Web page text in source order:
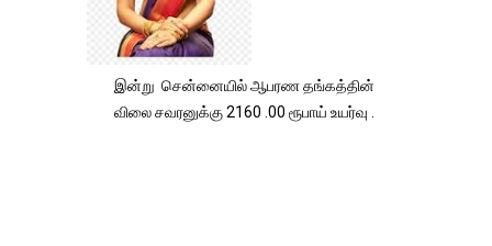
இன்று சென்னையில் ஆபரண தங்கத்தின்
விலை சவரனுக்கு 2160 .00 ரூபாய் உயர்வு .